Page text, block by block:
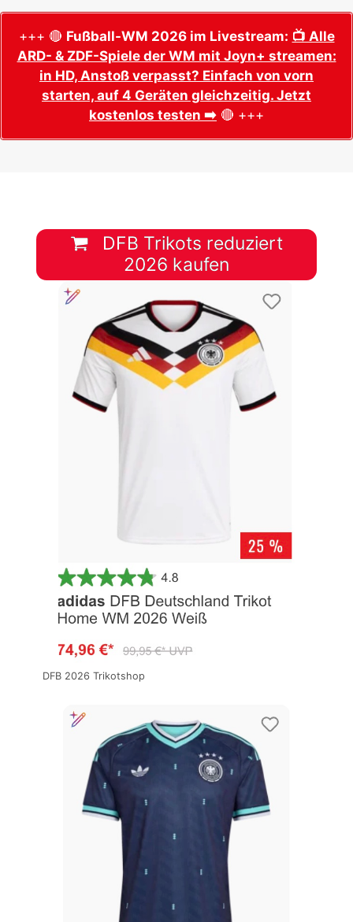
+++ 🔴 Fußball-WM 2026 im Livestream: 📺 Alle
ARD- & ZDF-Spiele der WM mit Joyn+ streamen:
in HD, Anstoß verpasst? Einfach von vorn
starten, auf 4 Geräten gleichzeitig. Jetzt
kostenlos testen ➡️ 🔴 +++
DFB Trikots reduziert
2026 kaufen
DFB 2026 Trikotshop